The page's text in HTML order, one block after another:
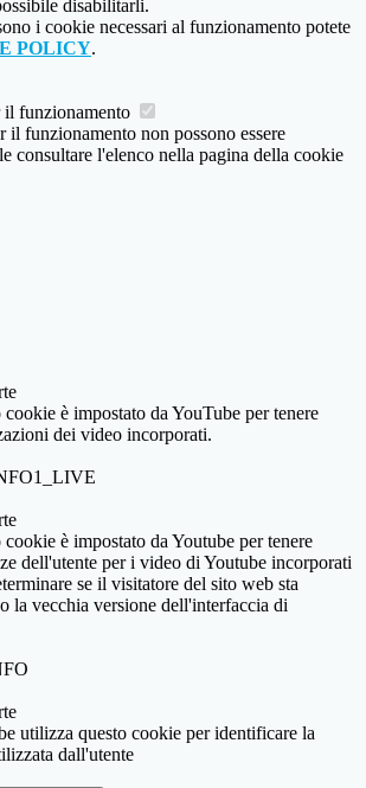
disabilitarli.
i cookie necessari al funzionamento potete
POLICY.
il funzionamento
il funzionamento non possono essere
consultare l'elenco nella pagina della cookie
cookie è impostato da YouTube per tenere
dei video incorporati.
cookie è impostato da Youtube per tenere
dell'utente per i video di Youtube incorporati
se il visitatore del sito web sta
la vecchia versione dell'interfaccia di
utilizza questo cookie per identificare la
dall'utente